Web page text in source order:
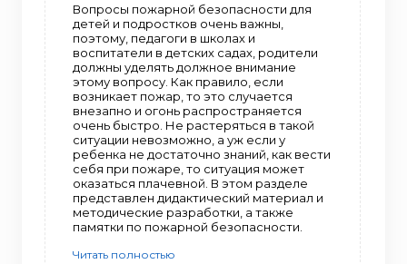
Вопросы пожарной безопасности для
детей и подростков очень важны,
поэтому, педагоги в школах и
воспитатели в детских садах, родители
должны уделять должное внимание
этому вопросу. Как правило, если
возникает пожар, то это случается
внезапно и огонь распространяется
очень быстро. Не растеряться в такой
ситуации невозможно, а уж если у
ребенка не достаточно знаний, как вести
себя при пожаре, то ситуация может
оказаться плачевной. В этом разделе
представлен дидактический материал и
методические разработки, а также
памятки по пожарной безопасности.
Читать полностью